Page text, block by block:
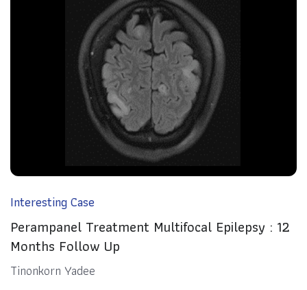
Interesting Case
Perampanel Treatment Multifocal Epilepsy : 12
Months Follow Up
Tinonkorn Yadee